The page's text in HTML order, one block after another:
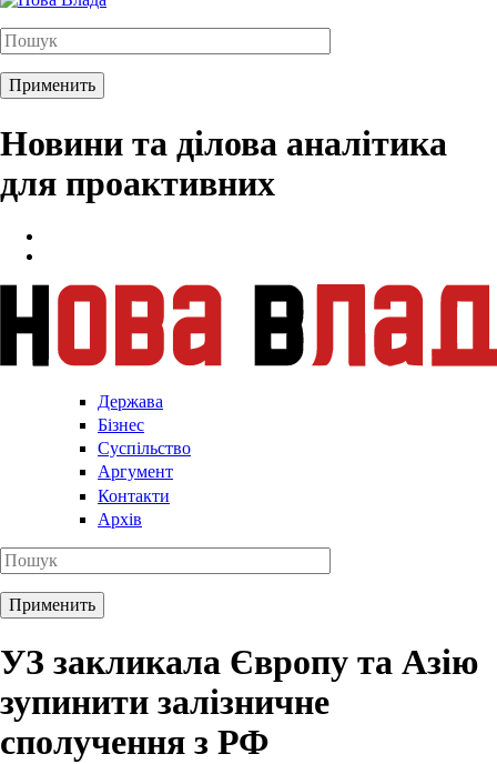
Новини та ділова аналітика
для проактивних
Держава
Бізнес
Суспільство
Аргумент
Контакти
Архів
УЗ закликала Європу та Азію
зупинити залізничне
сполучення з РФ